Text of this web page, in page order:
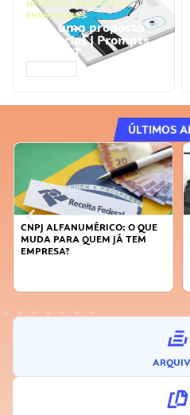
NEGÓCIOS, PROCESSOS
EMPRESARIAIS
Faça uma proposta
comercial | Prompts
ChatGPT
ÚLTIMOS
DICAS PARA OBTER CRÉDITO